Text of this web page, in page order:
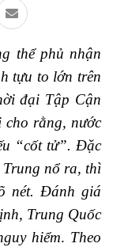
thể phủ nhận
tựu to lớn trên
đại Tập Cận
cho rằng, nước
“cốt tử”. Đặc
nổ ra, thì
nét. Đánh giá
Trung Quốc
hiểm. Theo